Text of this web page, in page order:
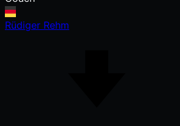
Rüdiger Rehm